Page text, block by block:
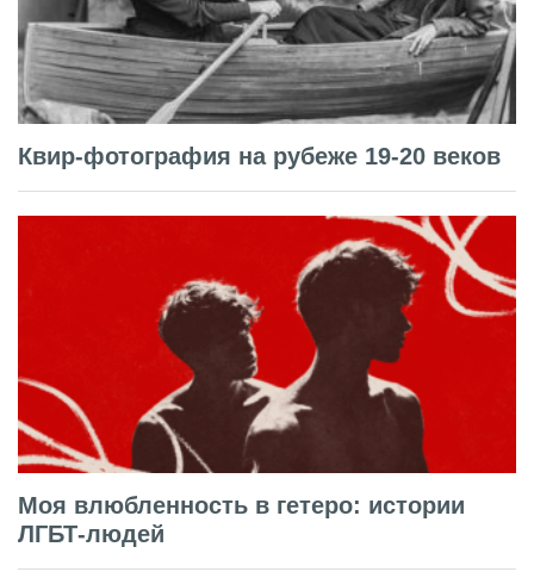
Квир-фотография на рубеже 19-20 веков
Моя влюбленность в гетеро: истории
ЛГБТ-людей